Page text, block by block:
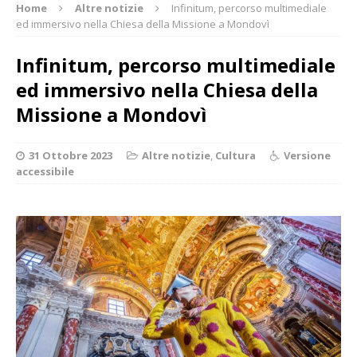
Home Altre notizie
Infinitum, percorso multimediale
ed immersivo nella Chiesa della Missione a Mondovì
Infinitum, percorso multimediale
ed immersivo nella Chiesa della
Missione a Mondovì
31 Ottobre 2023 Altre notizie, Cultura
Versione
accessibile